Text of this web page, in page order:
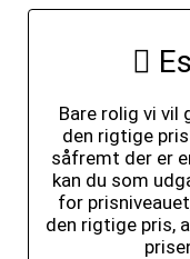
Bare rolig vi vil
den rigtige
såfremt der er
kan du som
for
den rigtige pris,